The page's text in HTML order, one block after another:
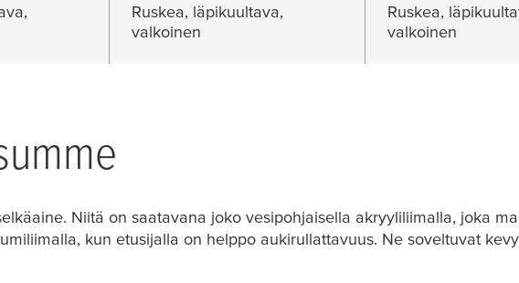
Ruskea, läpikuultava,
valkoinen
Ruskea,
valkoinen
Niitä on saatavana joko vesipohjaisella akryyliliimalla, joka
kun etusijalla on helppo aukirullattavuus. Ne soveltuvat